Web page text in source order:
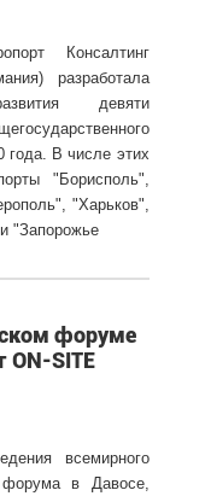
Консалтинг
разработала
девяти
года. В числе этих
"Борисполь",
"Харьков",
"Запорожье
форуме
ON-SITE
всемирного
форума в Давосе,